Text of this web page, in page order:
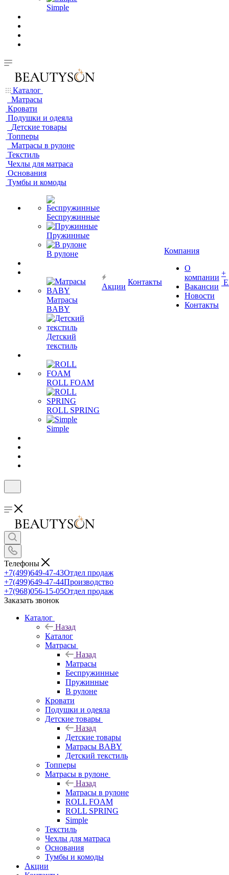
Simple
Каталог
Матрасы
Кровати
Подушки и одеяла
Детские товары
Топперы
Матрасы в рулоне
Текстиль
Чехлы для матраса
Основания
Тумбы и комоды
Беспружинные
Пружинные
В рулоне
Матрасы
BABY
Детский
текстиль
ROLL FOAM
ROLL SPRING
Simple
Акции
Контакты
Компания
О
компании
Вакансии
Новости
Контакты
+
Телефоны
+7(499)649-47-43Отдел продаж
+7(499)649-47-44Производство
+7(968)056-15-05Отдел продаж
Заказать звонок
Каталог
Назад
Каталог
Матрасы
Назад
Матрасы
Беспружинные
Пружинные
В рулоне
Кровати
Подушки и одеяла
Детские товары
Назад
Детские товары
Матрасы BABY
Детский текстиль
Топперы
Матрасы в рулоне
Назад
Матрасы в рулоне
ROLL FOAM
ROLL SPRING
Simple
Текстиль
Чехлы для матраса
Основания
Тумбы и комоды
Акции